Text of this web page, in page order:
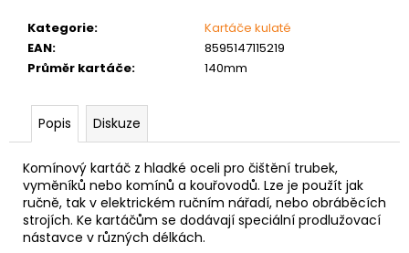
Kategorie:
Kartáče kulaté
EAN:
8595147115219
Průměr kartáče: 140mm
Popis Diskuze
Komínový kartáč z hladké oceli pro čištění trubek,
vyměníků nebo komínů a kouřovodů. Lze je použít jak
ručně, tak v elektrickém ručním nářadí, nebo obráběcích
strojích. Ke kartáčům se dodávají speciální prodlužovací
nástavce v různých délkách.
e
m
VRUT
HLAVA
PRŮMĚR
6MM
0,60
Kč